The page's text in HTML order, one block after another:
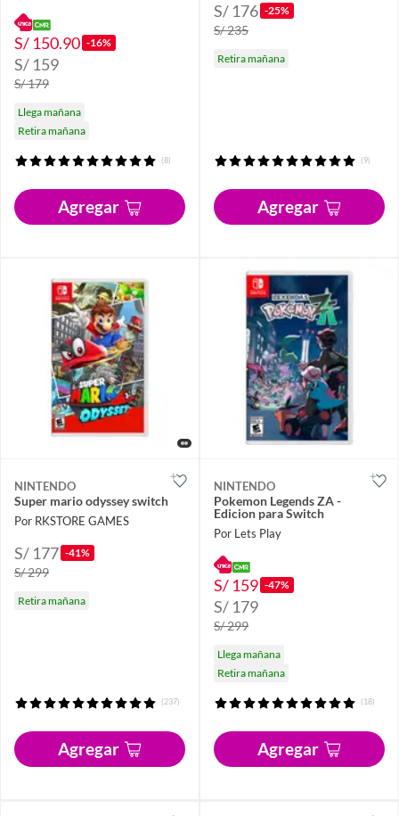
S/ 150.90 -16%
S/ 159
S/ 179
Llega mañana
Retira mañana
(8)
Agregar
S/ 176 -25%
S/ 235
Retira mañana
(9)
Agregar
NINTENDO
Super mario odyssey switch
Por RKSTORE GAMES
S/ 177 -41%
S/ 299
Retira mañana
(237)
Agregar
NINTENDO
Pokemon Legends ZA -
Edicion para Switch
Por Lets Play
S/ 159 -47%
S/ 179
S/ 299
Llega mañana
Retira mañana
(18)
Agregar